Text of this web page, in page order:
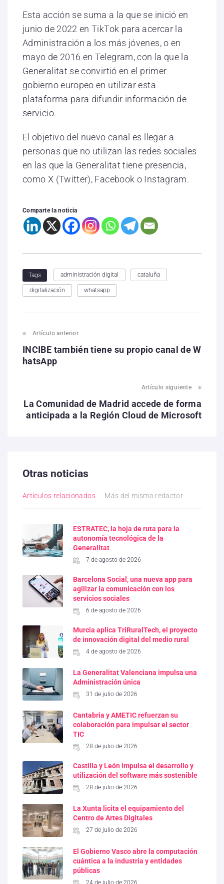
Esta acción se suma a la que se inició en
junio de 2022 en TikTok para acercar la
Administración a los más jóvenes, o en
mayo de 2016 en Telegram, con la que la
Generalitat se convirtió en el primer
gobierno europeo en utilizar esta
plataforma para difundir información de
servicio.
El objetivo del nuevo canal es llegar a
personas que no utilizan las redes sociales
en las que la Generalitat tiene presencia,
como X (Twitter), Facebook o Instagram.
Comparte la noticia
Tags administración digital cataluña
digitalización whatsapp
Artículo anterior
INCIBE también tiene su propio canal de W
hatsApp
Artículo siguiente
La Comunidad de Madrid accede de forma
anticipada a la Región Cloud de Microsoft
Otras noticias
Artículos relacionados Más del mismo redactor
ESTRATEC, la hoja de ruta para la
autonomía tecnológica de la
Generalitat
7 de agosto de 2026
Barcelona Social, una nueva app para
agilizar la comunicación con los
servicios sociales
6 de agosto de 2026
Murcia aplica TriRuralTech, el proyecto
de innovación digital del medio rural
4 de agosto de 2026
La Generalitat Valenciana impulsa una
Administración única
31 de julio de 2026
Cantabria y AMETIC refuerzan su
colaboración para impulsar el sector
TIC
28 de julio de 2026
Castilla y León impulsa el desarrollo y
utilización del software más sostenible
28 de julio de 2026
La Xunta licita el equipamiento del
Centro de Artes Digitales
27 de julio de 2026
El Gobierno Vasco abre la computación
cuántica a la industria y entidades
públicas
24 de julio de 2026